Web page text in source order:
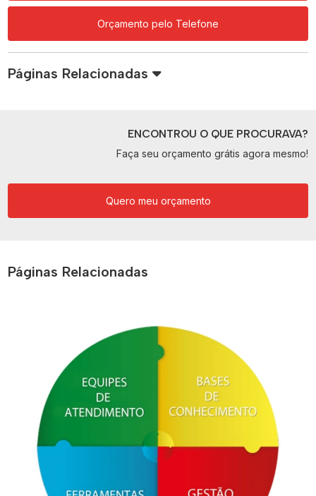
Orçamento pelo Telefone
Páginas Relacionadas
ENCONTROU O QUE PROCURAVA?
Faça seu orçamento grátis agora mesmo!
Quero meu orçamento
Páginas Relacionadas